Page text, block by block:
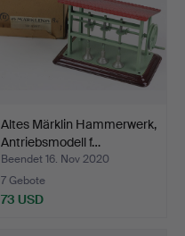
Altes Märklin Hammerwerk,
Antriebsmodell f…
Beendet 16. Nov 2020
7 Gebote
73 USD